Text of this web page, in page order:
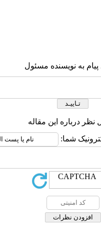
پیام به نویسنده مسئول
نظر درباره این مقاله
شما: